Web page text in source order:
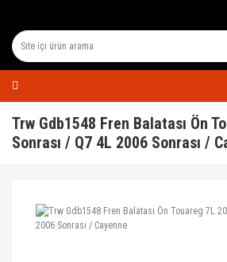
Trw Gdb1548 Fren Balatası Ön
Sonrası / Q7 4L 2006 Sonrası /